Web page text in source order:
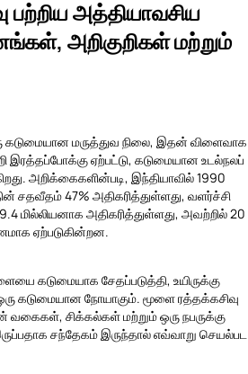
பற்றிய அத்தியாவசிய
அறிகுறிகள் மற்றும்
கடுமையான மருத்துவ நிலை, இதன் விளைவாக
இரத்தப்போக்கு ஏற்பட்டு, கடுமையான உடல்நலப்
அறிக்கைகளின்படி, இந்தியாவில் 1990
சதவீதம் 47% அதிகரித்துள்ளது, வளர்ச்சி
9.4 மில்லியனாக அதிகரித்துள்ளது, அவற்றில் 20
ஏற்படுகின்றன.
கடுமையாக சேதப்படுத்தி, உயிருக்கு
கடுமையான நோயாகும். மூளை ரத்தக்கசிவு
சிக்கல்கள் மற்றும் ஒரு நபருக்கு
சந்தேகம் இருந்தால் எவ்வாறு செயல்பட